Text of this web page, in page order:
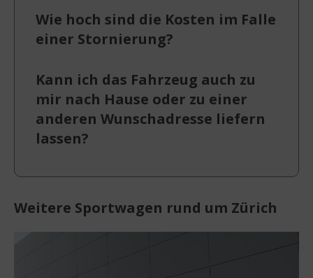
Wie hoch sind die Kosten im Falle
einer Stornierung?
Kann ich das Fahrzeug auch zu
mir nach Hause oder zu einer
anderen Wunschadresse liefern
lassen?
Weitere Sportwagen rund um Zürich